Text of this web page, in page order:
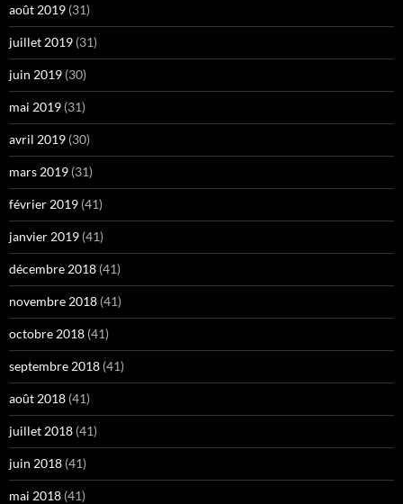
août 2019 (31)
juillet 2019 (31)
juin 2019 (30)
mai 2019 (31)
avril 2019 (30)
mars 2019 (31)
février 2019 (41)
janvier 2019 (41)
décembre 2018 (41)
novembre 2018 (41)
octobre 2018 (41)
septembre 2018 (41)
août 2018 (41)
juillet 2018 (41)
juin 2018 (41)
mai 2018 (41)